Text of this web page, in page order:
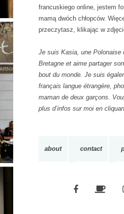
francuskiego online, jestem
mamą dwóch chłopców.
przeczytasz, klikając w
Je suis Kasia, une Polonaise
Bretagne et aime partager
bout du monde. Je suis
français langue étrangère,
maman de deux garçons.
plus d’infos sur moi en
about contact